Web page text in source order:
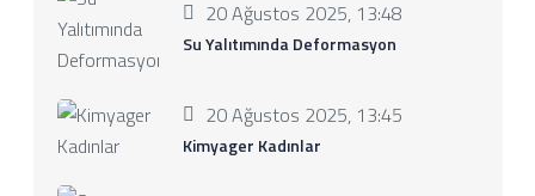
20 Ağustos 2025, 13:48
Su Yalıtımında Deformasyon
20 Ağustos 2025, 13:45
Kimyager Kadınlar